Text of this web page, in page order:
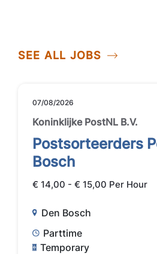
SEE ALL JOBS
07/08/2026
Koninklijke PostNL B.V.
Postsorteerders
Bosch
€ 14,00 - € 15,00 Per Hour
Den Bosch
Parttime
Temporary